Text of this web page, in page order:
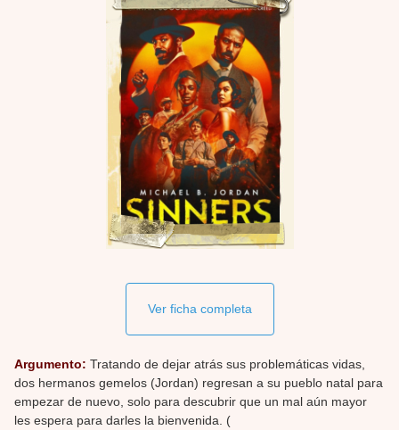
Ver ficha completa
Argumento: Tratando de dejar atrás sus problemáticas vidas,
dos hermanos gemelos (Jordan) regresan a su pueblo natal para
empezar de nuevo, solo para descubrir que un mal aún mayor
les espera para darles la bienvenida. (